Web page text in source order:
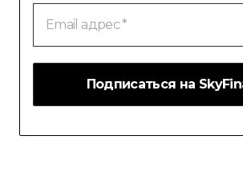
Email
адрес